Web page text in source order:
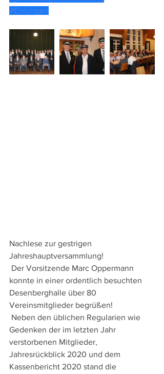
#Ehrungen
Nachlese zur gestrigen
Jahreshauptversammlung!
konnte in einer ordentlich besuchten
Desenberghalle über 80
Vereinsmitglieder begrüßen!
Gedenken der im letzten Jahr
verstorbenen Mitglieder,
Jahresrückblick 2020 und dem
Kassenbericht 2020 stand die